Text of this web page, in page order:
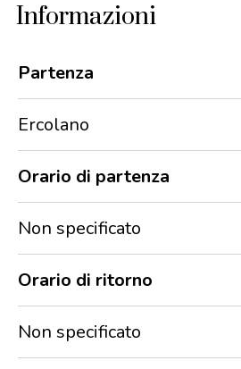
Informazioni
Partenza
Ercolano
Orario di partenza
Non specificato
Orario di ritorno
Non specificato